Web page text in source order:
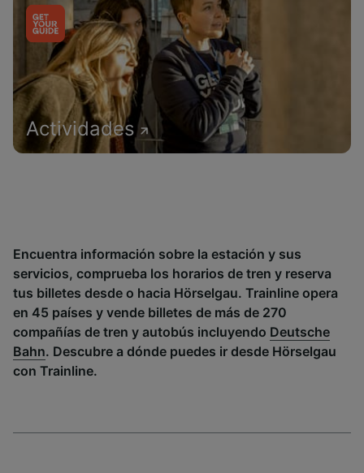
Actividades
Encuentra información sobre la estación y sus
servicios, comprueba los horarios de tren y reserva
tus billetes desde o hacia Hörselgau. Trainline opera
en 45 países y vende billetes de más de 270
compañías de tren y autobús incluyendo Deutsche
Bahn. Descubre a dónde puedes ir desde Hörselgau
con Trainline.